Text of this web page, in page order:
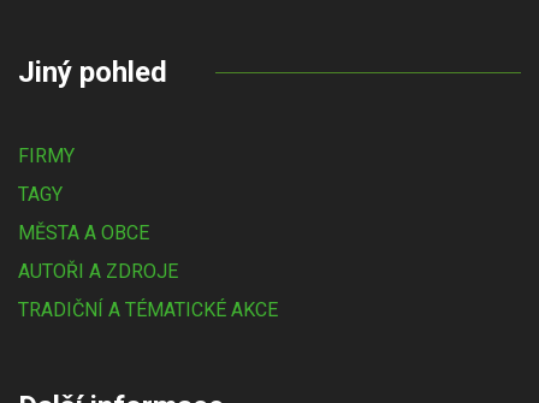
Jiný pohled
FIRMY
TAGY
MĚSTA A OBCE
AUTOŘI A ZDROJE
TRADIČNÍ A TÉMATICKÉ AKCE